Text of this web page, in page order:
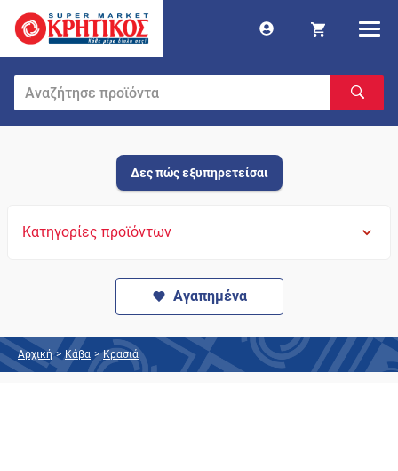
Δες πώς εξυπηρετείσαι
Κατηγορίες προϊόντων
Αγαπημένα
Αρχική > Κάβα > Κρασιά